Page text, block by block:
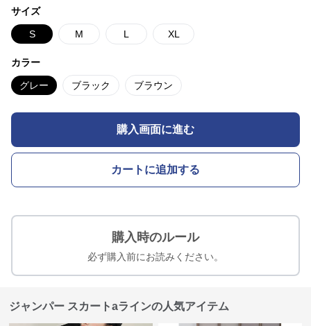
サイズ
S M L XL
カラー
グレー ブラック ブラウン
購入画面に進む
カートに追加する
購入時のルール
必ず購入前にお読みください。
ジャンパー スカートaラインの人気アイテム